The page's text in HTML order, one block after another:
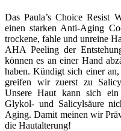
Das Paula’s Choice Resist
einen starken Anti-Aging
trockene, fahle und unreine
AHA Peeling der
können es an einer Hand
haben. Kündigt sich einer
greifen wir zuerst zu
Unsere Haut kann sich ein
Glykol- und Salicylsäure
Aging. Damit meinen wir
die Hautalterung!